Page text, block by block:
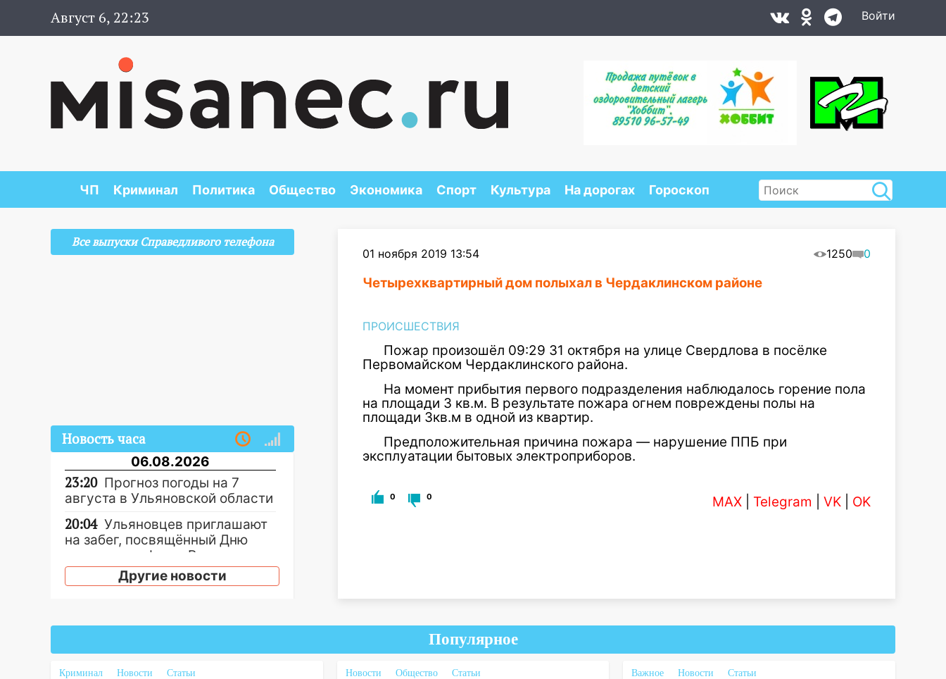
Август 6, 22:23 Войти
ЧП Криминал Политика Общество Экономика Спорт Культура На дорогах Гороскоп
01 ноября 2019 13:54 1250 0
Четырехквартирный дом полыхал в Чердаклинском районе
ПРОИСШЕСТВИЯ
Пожар произошёл 09:29 31 октября на улице Свердлова в посёлке
Первомайском Чердаклинского района.
На момент прибытия первого подразделения наблюдалось горение пола
на площади 3 кв.м. В результате пожара огнем повреждены полы на
площади 3кв.м в одной из квартир.
Предположительная причина пожара — нарушение ППБ при
эксплуатации бытовых электроприборов.
0 0 MAX Telegram VK OK
Все выпуски Справедливого телефона
Новость часа
06.08.2026
23:20 Прогноз погоды на 7
августа в Ульяновской области
20:04 Ульяновцев приглашают
на забег, посвящённый Дню
воздушного флота России
19:12 В Ульяновской области
прошлого своего сотрудник
18:02 В Ульяновск едут звезды
баскетбола!
Другие новости
Популярное
Криминал Новости
Статьи
Новости Общество
Статьи
Важное Новости Статьи